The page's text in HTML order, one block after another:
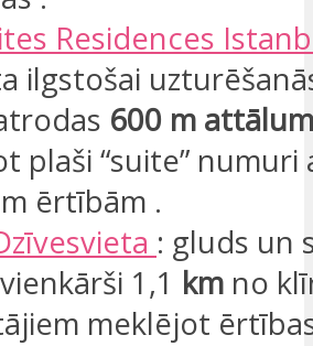
Residences
ilgstošai
600 m
plaši “suite” numuri
ērtībām .
: gluds un
1,1 km no
meklējot